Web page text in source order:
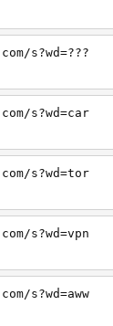
s?wd=???
s?wd=car
s?wd=tor
s?wd=vpn
s?wd=aww